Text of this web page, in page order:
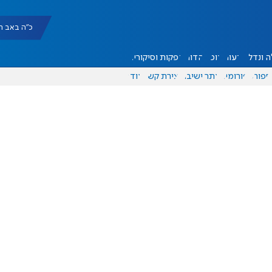
כ"ה באב תשפ"ו
ונדל"ן דעות אוכל יהדות הפקות וסיקורים
ספורט פורומים אתר ישיבה יצירת קשר עוד